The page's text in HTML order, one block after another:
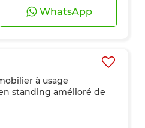
WhatsApp
à usage
standing amélioré de